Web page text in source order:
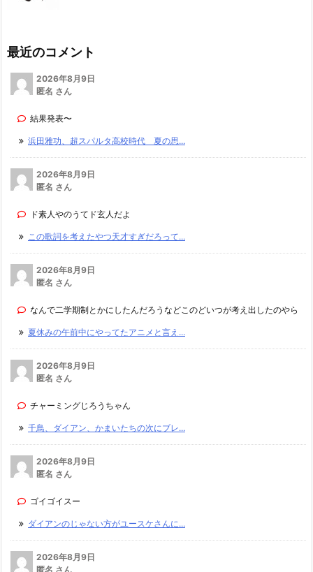
最近のコメント
2026年8月9日
匿名 さん
結果発表〜
浜田雅功、超スパルタ高校時代 夏の思...
2026年8月9日
匿名 さん
ド素人やのうてド玄人だよ
この歌詞を考えたやつ天才すぎだろって...
2026年8月9日
匿名 さん
なんで二学期制とかにしたんだろうなどこのどいつが考え出したのやら
夏休みの午前中にやってたアニメと言え...
2026年8月9日
匿名 さん
チャーミングじろうちゃん
千鳥、ダイアン、かまいたちの次にブレ...
2026年8月9日
匿名 さん
ゴイゴイスー
ダイアンのじゃない方がユースケさんに...
2026年8月9日
匿名 さん